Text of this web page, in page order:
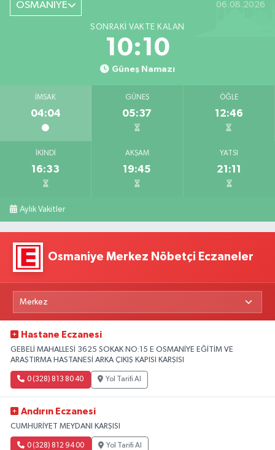
OSMANİYE 06.08.2026
SONRAKI VAKTE KALAN
10:09
Güneş Namazı
İMSAK
04:04
GÜNEŞ
05:37
ÖĞLE
12:46
İKINDI
16:33
AKŞAM
19:45
YATSI
21:11
Aylık Vakitler
Osmaniye Merkez Nöbetçi Eczaneler
Hastane Eczanesi
GEBELİ MAHALLESİ 3625 SOKAK NO:15 E OSMANİYE EĞİTİM VE
ARAŞTIRMA HASTANESİ ARKA ÇIKIŞ KAPISI KARŞISI
0 (328) 813 80 40 Yol Tarifi Al
Andırın Eczanesi
CUMHURİYET MEYDANI KARŞISI
0 (328) 812 94 00 Yol Tarifi Al